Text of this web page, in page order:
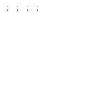
：：：